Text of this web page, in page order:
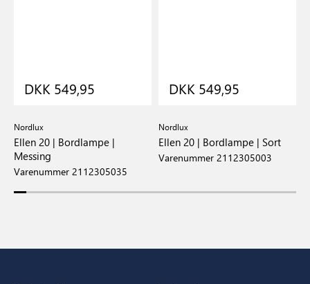
DKK 549,95
Nordlux
Ellen 20 | Bordlampe |
Messing
Varenummer 2112305035
DKK 549,95
Nordlux
Ellen 20 | Bordlampe | Sort
Varenummer 2112305003